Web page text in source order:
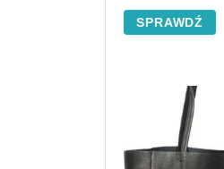
SPRAWDŹ